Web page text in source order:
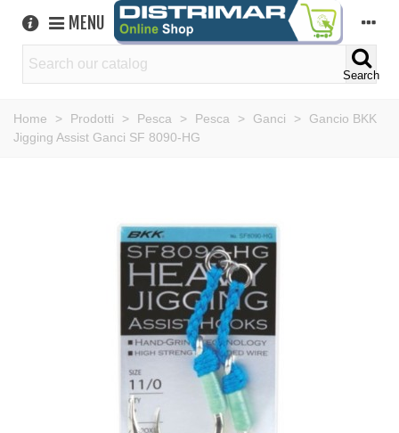
MENU
Search
Home > Prodotti > Pesca > Pesca > Ganci >
Gancio BKK
Jigging Assist Ganci SF 8090-HG